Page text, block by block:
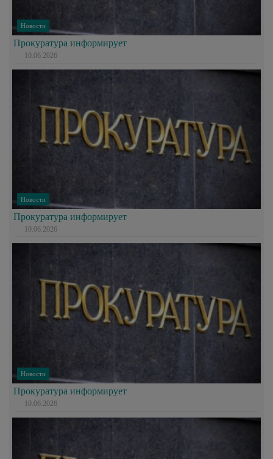
Новости
Прокуратура информирует
10.06.2026
Новости
Прокуратура информирует
10.06.2026
Новости
Прокуратура информирует
10.06.2026